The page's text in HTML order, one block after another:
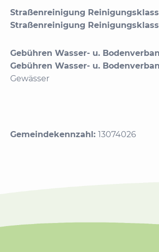
Straßenreinigung
Straßenreinigung
Gebühren Wasser- u.
Gebühren Wasser- u.
Gewässer
Gemeindekennzahl: 13074026